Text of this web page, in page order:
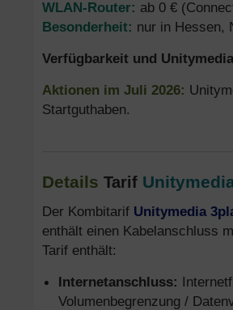
WLAN-Router: ab 0 €
Besonderheit: nur in Hessen,
Verfügbarkeit und
Aktionen im Juli 2026:
Startguthaben.
Details Tarif
Der Kombitarif Unitymedia
enthält einen Kabelanschluss
Tarif enthält:
Internetanschluss:
Volumenbegrenzung /